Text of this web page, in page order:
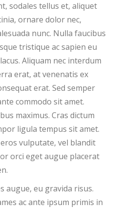
sodales tellus et, aliquet
ornare dolor nec,
nunc. Nulla faucibus
tristique ac sapien eu
Aliquam nec interdum
erat, at venenatis ex
erat. Sed semper
commodo sit amet.
maximus. Cras dictum
ligula tempus sit amet.
vulputate, vel blandit
orci eget augue placerat
augue, eu gravida risus.
ac ante ipsum primis in